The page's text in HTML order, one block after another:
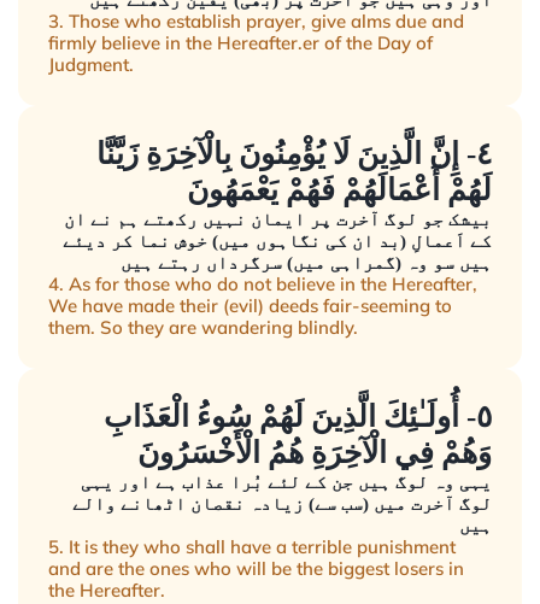
3. Those who establish prayer, give alms due and
firmly believe in the Hereafter.er of the Day of
Judgment.
٤- إِنَّ الَّذِينَ لَا يُؤْمِنُونَ بِالْآخِرَةِ زَيَّنَّا
لَهُمْ أَعْمَالَهُمْ فَهُمْ يَعْمَهُونَ
بیشک جو لوگ آخرت پر ایمان نہیں رکھتے ہم نے ان
کے اَعمالِ (بد ان کی نگاہوں میں) خوش نما کر دیئے
ہیں سو وہ (گمراہی میں) سرگرداں رہتے ہیں
4. As for those who do not believe in the Hereafter,
We have made their (evil) deeds fair-seeming to
them. So they are wandering blindly.
٥- أُولَـٰئِكَ الَّذِينَ لَهُمْ سُوءُ الْعَذَابِ
وَهُمْ فِي الْآخِرَةِ هُمُ الْأَخْسَرُونَ
یہی وہ لوگ ہیں جن کے لئے بُرا عذاب ہے اور یہی
لوگ آخرت میں (سب سے) زیادہ نقصان اٹھانے والے
ہیں
5. It is they who shall have a terrible punishment
and are the ones who will be the biggest losers in
the Hereafter.